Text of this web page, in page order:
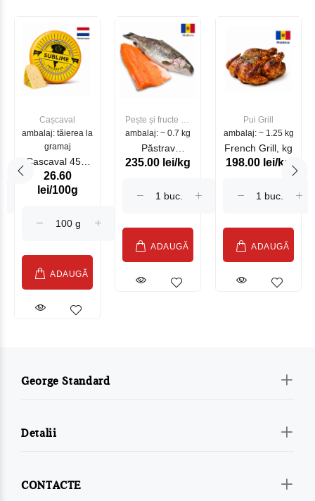
Cașcaval
ambalaj: tăierea la
gramaj
Cascaval 45%
Maasdam
Sublime Cow
26.60
lei/100g
ADAUGĂ
Pește și fructe de
mare
ambalaj: ~ 0.7 kg
Păstrav
Somonat
235.00 lei/kg
ADAUGĂ
Pui Grill
ambalaj: ~ 1.25 kg
French Grill, kg
198.00 lei/kg
ADAUGĂ
George Standard
Detalii
CONTACTE